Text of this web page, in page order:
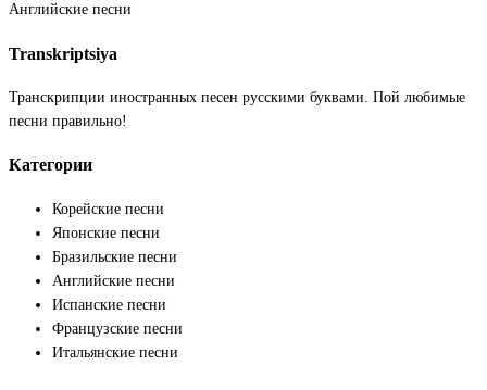
Английские песни
Transkriptsiya
Транскрипции иностранных песен русскими буквами. Пой любимые
песни правильно!
Категории
Корейские песни
Японские песни
Бразильские песни
Английские песни
Испанские песни
Французские песни
Итальянские песни